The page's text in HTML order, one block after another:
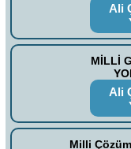
Ali
MİLLİ
Ali
Milli